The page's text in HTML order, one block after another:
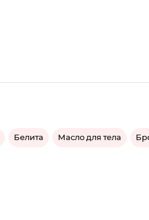
Белита Масло для тела